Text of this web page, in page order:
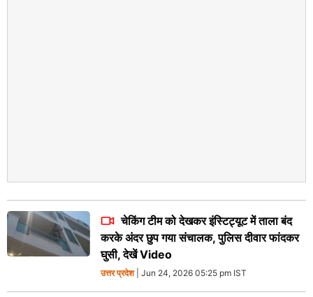
चेकिंग टीम को देखकर इंस्टिट्यूट में ताला बंद
करके अंदर छुप गया संचालक, पुलिस दीवार फांदकर
घुसी, देखें Video
उत्तर प्रदेश| Jun 24, 2026 05:25 pm IST